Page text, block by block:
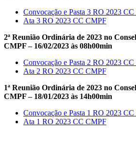
Convocação e Pasta 3 RO 2023
Ata 3 RO 2023 CC CMPF
2ª Reunião Ordinária de 2023 no
CMPF – 16/02/2023 às 08h00min
Convocação e Pasta 2 RO 2023
Ata 2 RO 2023 CC CMPF
1ª Reunião Ordinária de 2023 no
CMPF – 18/01/2023 às 14h00min
Convocação e Pasta 1 RO 2023
Ata 1 RO 2023 CC CMPF